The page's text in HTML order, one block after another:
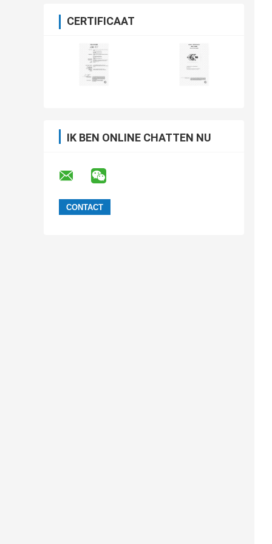
CERTIFICAAT
IK BEN ONLINE CHATTEN NU